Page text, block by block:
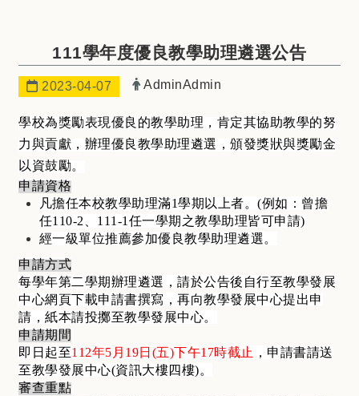
111學年度優良教學助理遴選公告
日期：
2023-04-07 發布者：
AdminAdmin
學校為獎勵表現優良的教學助理，肯定其協助教學的努
力與貢獻，辦理優良教學助理遴選，頒發獎狀與獎勵金
以資鼓勵。
申請資格
凡擔任本校教學助理滿1學期以上者。(例如：曾擔
任110-2、111-1任一學期之教學助理皆可申請)
經一級單位推薦參加優良教學助理遴選。
申請方式
每學年第二學期辦理遴選，請於公告後自行至教學發展
中心網頁下載申請書撰寫，再向教學發展中心提出申
請，紙本請投擲至教學發展中心。
申請期間
即日起至112年5月19日(五)下午17時截止 ，申請書請送
至教學發展中心(資訊大樓四樓)。
審查重點